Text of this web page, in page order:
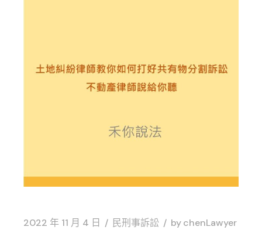
2022 年 11 月 4 日 民刑事訴訟 bychenLawyer